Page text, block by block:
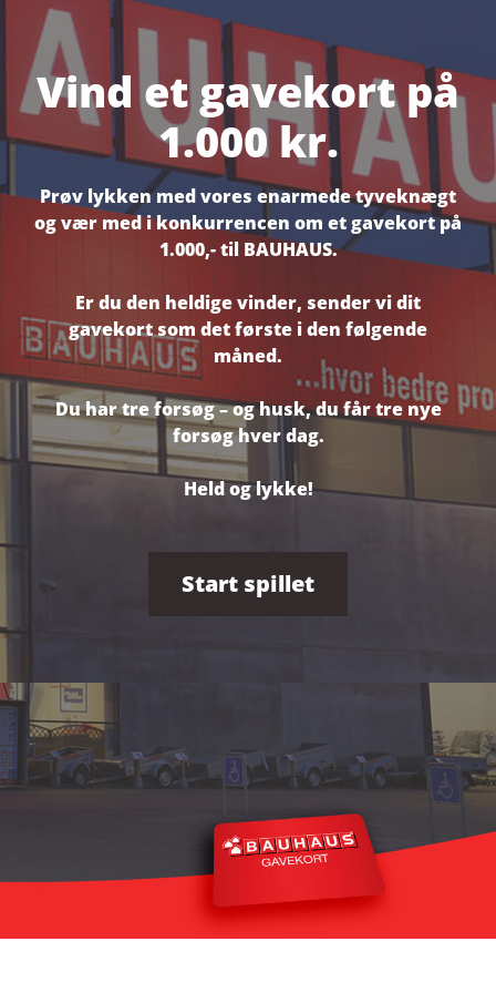
Vind et gavekort på
1.000 kr.
Prøv lykken med vores enarmede tyveknægt
og vær med i konkurrencen om et gavekort på
1.000,- til BAUHAUS.
Er du den heldige vinder, sender vi dit
gavekort som det første i den følgende
måned.
Du har tre forsøg – og husk, du får tre nye
forsøg hver dag.
Held og lykke!
Start spillet